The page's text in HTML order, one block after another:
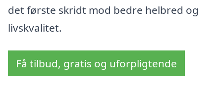
det første skridt mod bedre helbred og
livskvalitet.
Få tilbud, gratis og uforpligtende